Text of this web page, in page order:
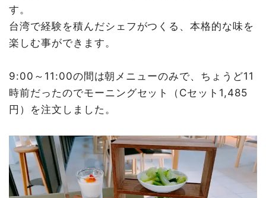
す。
台湾で経験を積んだシェフがつくる、本格的な味を
楽しむ事ができます。
9:00～11:00の間は朝メニューのみで、ちょうど11
時前だったのでモーニングセット（Cセット1,485
円）を注文しました。